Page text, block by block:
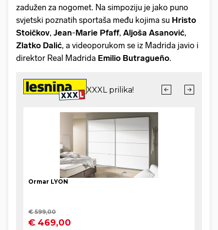
zadužen za nogomet. Na simpoziju je jako puno
svjetski poznatih sportaša među kojima su Hristo
Stoičkov, Jean-Marie Pfaff, Aljoša Asanović,
Zlatko Dalić, a videoporukom se iz Madrida javio i
direktor Real Madrida Emilio Butragueño.